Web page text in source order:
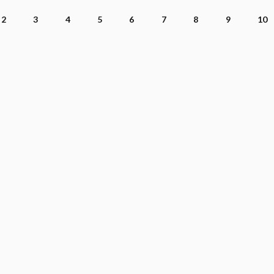
2 3 4 5 6 7 8 9 10